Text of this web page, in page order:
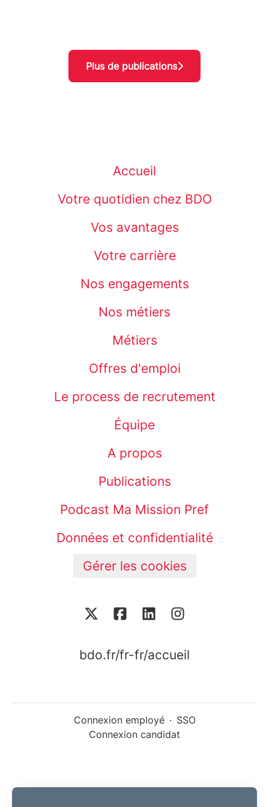
Plus de publications
Accueil
Votre quotidien chez BDO
Vos avantages
Votre carrière
Nos engagements
Nos métiers
Métiers
Offres d'emploi
Le process de recrutement
Équipe
A propos
Publications
Podcast Ma Mission Pref
Données et confidentialité
Gérer les cookies
bdo.fr/fr-fr/accueil
Connexion employé · SSO
Connexion candidat